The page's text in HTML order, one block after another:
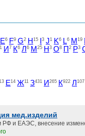
E6 F9 G2 H 15 3 J1 K6 L6 M 19
1 И 7 К6 Л 6 М 25 Н 3 О8 П 2 Р3
Е14 Ж11 З431 И 265 К922 Л 107
мед.изделий
РФ и ЕАЭС, внесение